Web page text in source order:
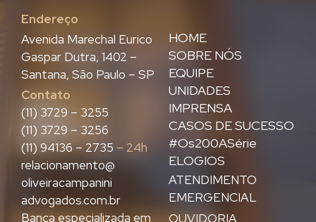
Endereço
HOME
SOBRE NÓS
EQUIPE
UNIDADES
IMPRENSA
CASOS DE SUCESSO
#Os200ASérie
ELOGIOS
ATENDIMENTO
EMERGENCIAL
OUVIDORIA
Avenida Marechal Eurico
Gaspar Dutra, 1402 –
Santana, São Paulo – SP
Contato
(11) 3729 – 3255
(11) 3729 – 3256
(11) 94136 – 2735 – 24h
relacionamento@
oliveiracampanini
advogados.com.br
Banca especializada em